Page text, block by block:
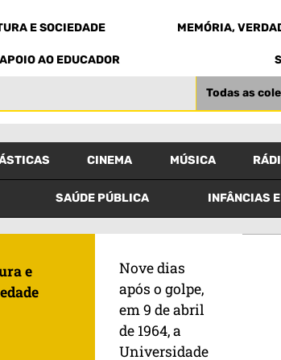
E SOCIEDADE MEMÓRIA,
APOIO AO EDUCADOR
Todas as
CINEMA MÚSICA
SAÚDE PÚBLICA INFÂNCIAS
e
Nove dias
após o golpe,
em 9 de abril
de 1964, a
Universidade